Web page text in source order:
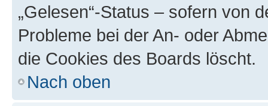
„Gelesen“-Status – sofern von
Probleme bei der An- oder
die Cookies des Boards löscht.
Nach oben